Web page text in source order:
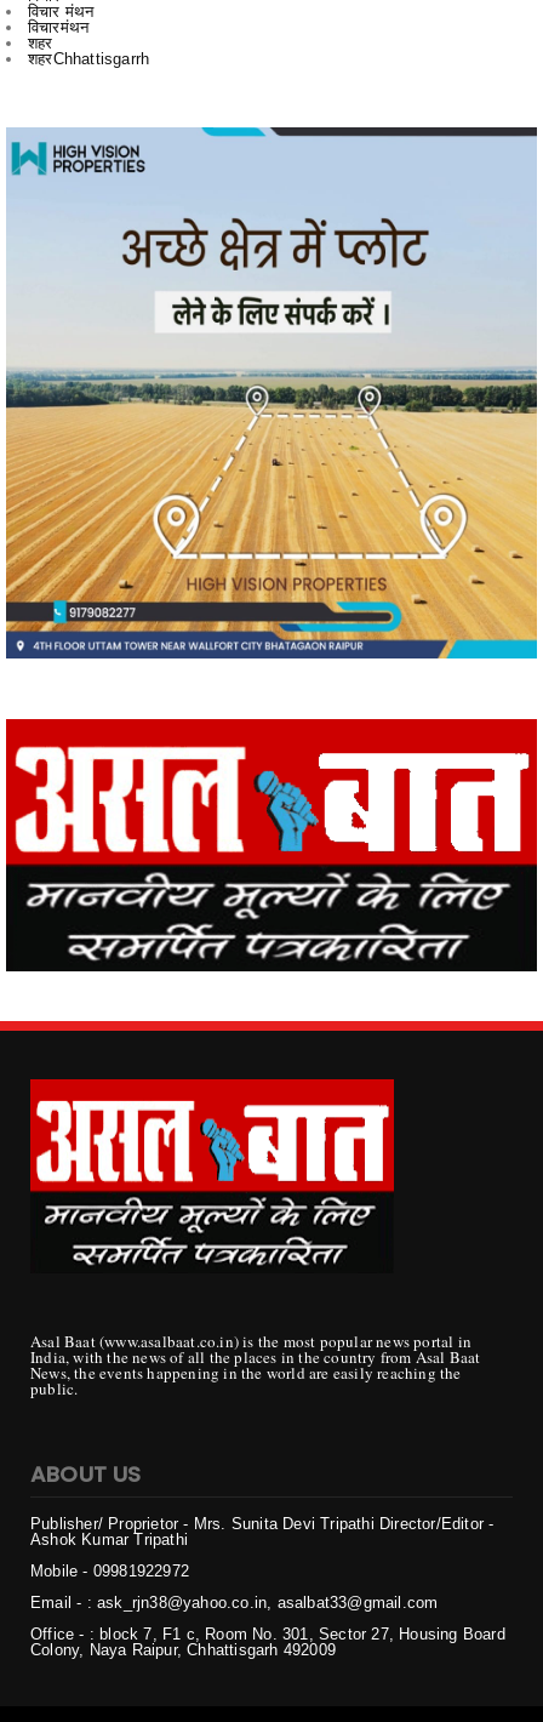
Asal Baat (www.asalbaat.co.in) is the most popular news portal in
ABOUT US
Ashok Kumar Tripathi
Email - : ask_rjn38@yahoo.co.in, asalbat33@gmail.com
Office - : block 7, F1 c, Room No. 301, Sector 27, Housing Board
Colony, Naya Raipur, Chhattisgarh 492009
Copyright ©
2026 | असल बात (Asal Baat) | All Rights Reserved